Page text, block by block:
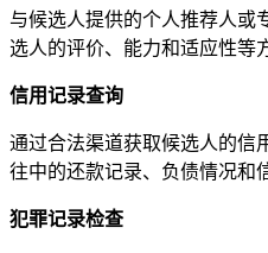
与候选人提供的个人推荐人或
选人的评价、能力和适应性等
信用记录查询
通过合法渠道获取候选人的信
往中的还款记录、负债情况和
犯罪记录检查